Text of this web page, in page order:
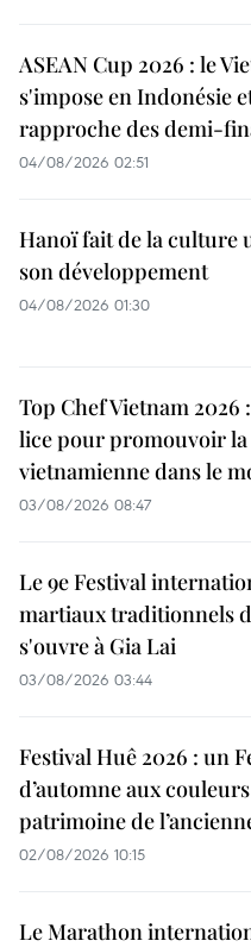
ASEAN Cup 2026 : le
s'impose en Indonésie
rapproche des demi-
04/08/2026 02:51
Hanoï fait de la culture
son développement
04/08/2026 01:30
Top Chef Vietnam 2026
lice pour promouvoir
vietnamienne dans le
03/08/2026 08:47
Le 9e Festival
martiaux traditionnels
s'ouvre à Gia Lai
03/08/2026 03:44
Festival Huê 2026 : un
d’automne aux
patrimoine de
02/08/2026 10:15
Le Marathon